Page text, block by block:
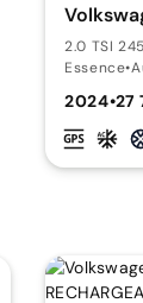
2.0 TSI
Essence•
2024•27